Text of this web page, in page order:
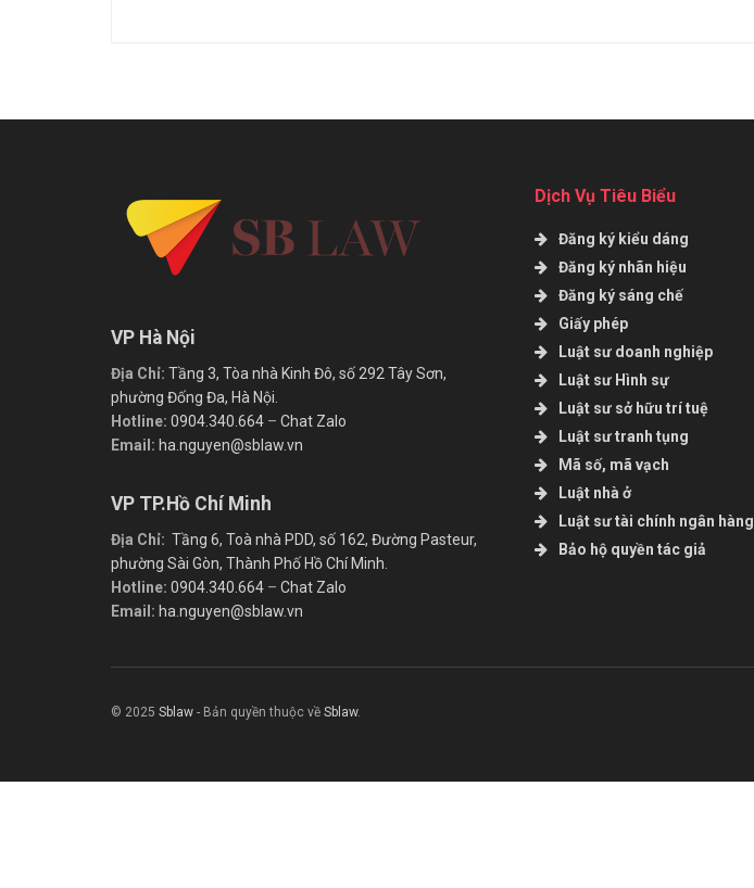
VP Hà Nội
Địa Chỉ: Tầng 3, Tòa nhà Kinh Đô, số 292 Tây Sơn,
phường Đống Đa, Hà Nội.
Hotline: 0904.340.664 – Chat Zalo
Email: ha.nguyen@sblaw.vn
VP TP.Hồ Chí Minh
Địa Chỉ: Tầng 6, Toà nhà PDD, số 162, Đường Pasteur,
phường Sài Gòn, Thành Phố Hồ Chí Minh.
Hotline: 0904.340.664 – Chat Zalo
Email: ha.nguyen@sblaw.vn
Dịch Vụ Tiêu Biểu
Đăng ký kiểu dáng
Đăng ký nhãn hiệu
Đăng ký sáng chế
Giấy phép
Luật sư doanh nghiệp
Luật sư Hình sự
Luật sư sở hữu trí tuệ
Luật sư tranh tụng
Mã số, mã vạch
Luật nhà ở
Luật sư tài chính ngân hàng
Bảo hộ quyền tác giả
© 2025 Sblaw - Bản quyền thuộc về Sblaw.